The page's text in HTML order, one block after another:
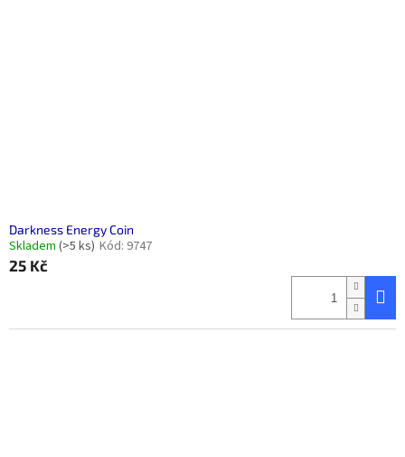
Darkness Energy Coin
Skladem (>5 ks) Kód: 9747
25 Kč